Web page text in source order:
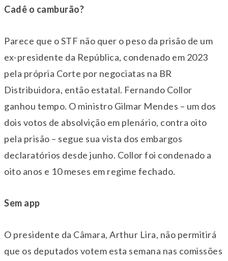
Cadê o camburão?
Parece que o STF não quer o peso da prisão de um
ex-presidente da República, condenado em 2023
pela própria Corte por negociatas na BR
Distribuidora, então estatal. Fernando Collor
ganhou tempo. O ministro Gilmar Mendes – um dos
dois votos de absolvição em plenário, contra oito
pela prisão – segue sua vista dos embargos
declaratórios desde junho. Collor foi condenado a
oito anos e 10 meses em regime fechado.
Sem app
O presidente da Câmara, Arthur Lira, não permitirá
que os deputados votem esta semana nas comissões